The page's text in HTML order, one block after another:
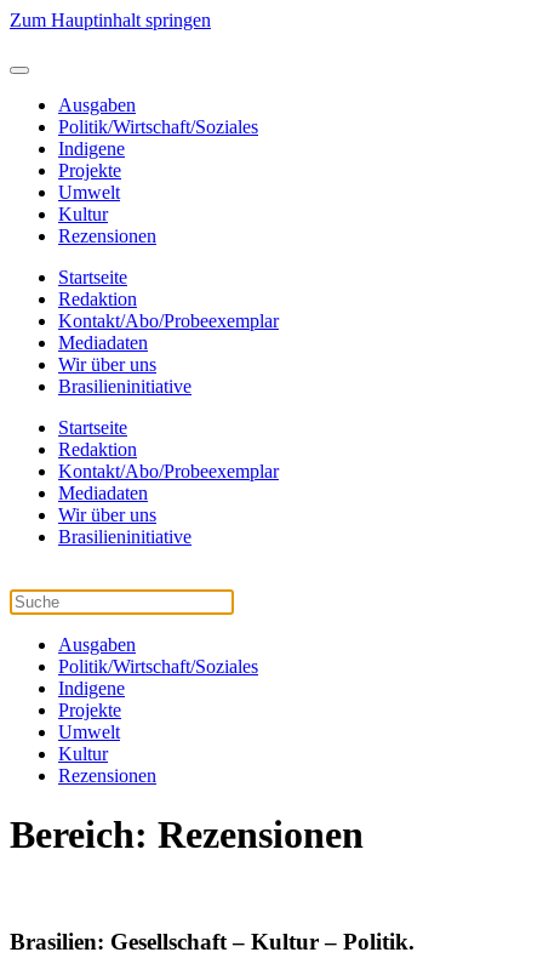
Zum Hauptinhalt springen
Ausgaben
Politik/Wirtschaft/Soziales
Indigene
Projekte
Umwelt
Kultur
Rezensionen
Startseite
Redaktion
Kontakt/Abo/Probeexemplar
Mediadaten
Wir über uns
Brasilieninitiative
Startseite
Redaktion
Kontakt/Abo/Probeexemplar
Mediadaten
Wir über uns
Brasilieninitiative
Ausgaben
Politik/Wirtschaft/Soziales
Indigene
Projekte
Umwelt
Kultur
Rezensionen
Bereich: Rezensionen
Brasilien: Gesellschaft – Kultur – Politik.